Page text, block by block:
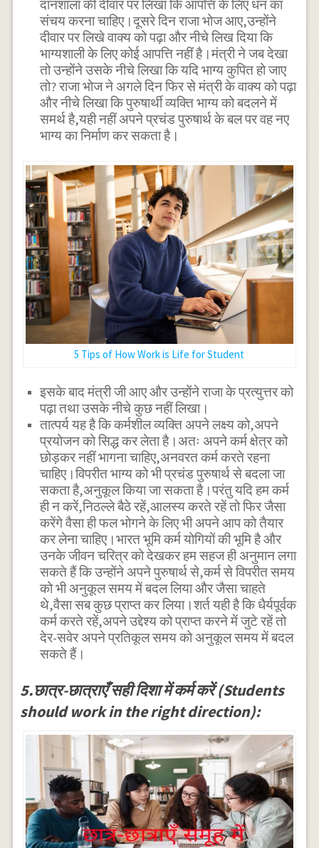
दानशाला की दीवार पर लिखा कि आपत्ति के लिए धन का
संचय करना चाहिए।दूसरे दिन राजा भोज आए,उन्होंने
दीवार पर लिखे वाक्य को पढ़ा और नीचे लिख दिया कि
भाग्यशाली के लिए कोई आपत्ति नहीं है।मंत्री ने जब देखा
तो उन्होंने उसके नीचे लिखा कि यदि भाग्य कुपित हो जाए
तो? राजा भोज ने अगले दिन फिर से मंत्री के वाक्य को पढ़ा
और नीचे लिखा कि पुरुषार्थी व्यक्ति भाग्य को बदलने में
समर्थ है,यही नहीं अपने प्रचंड पुरुषार्थ के बल पर वह नए
भाग्य का निर्माण कर सकता है।
5 Tips of How Work is Life for Student
इसके बाद मंत्री जी आए और उन्होंने राजा के प्रत्युत्तर को
पढ़ा तथा उसके नीचे कुछ नहीं लिखा।
तात्पर्य यह है कि कर्मशील व्यक्ति अपने लक्ष्य को,अपने
प्रयोजन को सिद्ध कर लेता है।अतः अपने कर्म क्षेत्र को
छोड़कर नहीं भागना चाहिए,अनवरत कर्म करते रहना
चाहिए।विपरीत भाग्य को भी प्रचंड पुरुषार्थ से बदला जा
सकता है,अनुकूल किया जा सकता है।परंतु यदि हम कर्म
ही न करें,निठल्ले बैठे रहें,आलस्य करते रहें तो फिर जैसा
करेंगे वैसा ही फल भोगने के लिए भी अपने आप को तैयार
कर लेना चाहिए।भारत भूमि कर्म योगियों की भूमि है और
उनके जीवन चरित्र को देखकर हम सहज ही अनुमान लगा
सकते हैं कि उन्होंने अपने पुरुषार्थ से,कर्म से विपरीत समय
को भी अनुकूल समय में बदल लिया और जैसा चाहते
थे,वैसा सब कुछ प्राप्त कर लिया।शर्त यही है कि धैर्यपूर्वक
कर्म करते रहें,अपने उद्देश्य को प्राप्त करने में जुटे रहें तो
देर-सवेर अपने प्रतिकूल समय को अनुकूल समय में बदल
सकते हैं।
5.छात्र-छात्राएँ सही दिशा में कर्म करें (Students
should work in the right direction):